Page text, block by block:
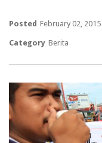
Posted February 02, 2015
Category Berita